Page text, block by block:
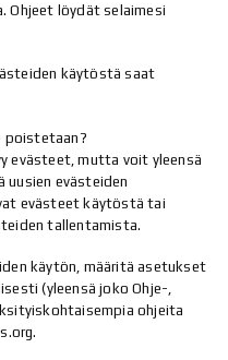
Ohjeet löydät selaimesi
käytöstä saat
poistetaan?
evästeet, mutta voit yleensä
uusien evästeiden
evästeet käytöstä tai
tallentamista.
käytön, määritä asetukset
(yleensä joko Ohje-,
ohjeita